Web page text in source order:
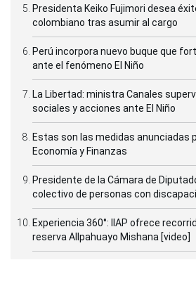
Presidenta Keiko Fujimori desea
colombiano tras asumir al cargo
Perú incorpora nuevo buque que
ante el fenómeno El Niño
La Libertad: ministra Canales
sociales y acciones ante El Niño
Estas son las medidas anunciadas
Economía y Finanzas
Presidente de la Cámara de
colectivo de personas con
Experiencia 360°: IIAP ofrece
reserva Allpahuayo Mishana [video]